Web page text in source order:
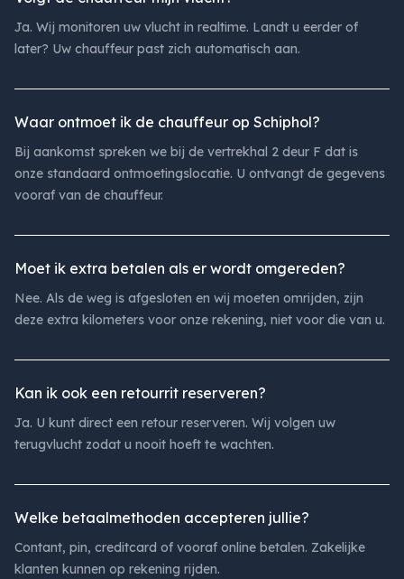
Ja. Wij monitoren uw vlucht in realtime. Landt u eerder of
later? Uw chauffeur past zich automatisch aan.
Waar ontmoet ik de chauffeur op Schiphol?
Bij aankomst spreken we bij de vertrekhal 2 deur F dat is
onze standaard ontmoetingslocatie. U ontvangt de gegevens
vooraf van de chauffeur.
Moet ik extra betalen als er wordt omgereden?
Nee. Als de weg is afgesloten en wij moeten omrijden, zijn
deze extra kilometers voor onze rekening, niet voor die van u.
Kan ik ook een retourrit reserveren?
Ja. U kunt direct een retour reserveren. Wij volgen uw
terugvlucht zodat u nooit hoeft te wachten.
Welke betaalmethoden accepteren jullie?
Contant, pin, creditcard of vooraf online betalen. Zakelijke
klanten kunnen op rekening rijden.